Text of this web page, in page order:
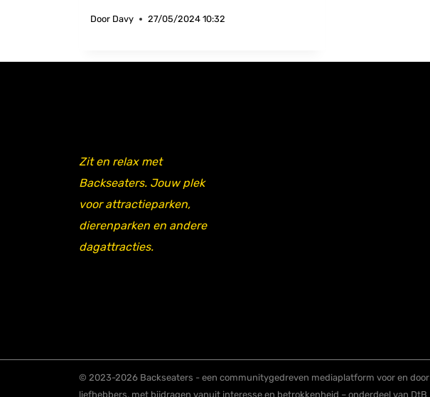
Door Davy 27/05/2024 10:32
Zit en relax met
Backseaters. Jouw plek
voor attractieparken,
dierenparken en andere
dagattracties.
© 2023-2026 Backseaters - een communitygedreven mediaplatform voor en door
liefhebbers, met bijdragen vanuit interesse en betrokkenheid – onderdeel van DtB